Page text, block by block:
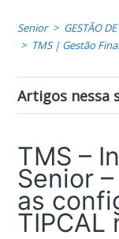
Senior GESTÃO
TMS | Gestão
Artigos nessa
TMS –
Senior
as
TIPCAL